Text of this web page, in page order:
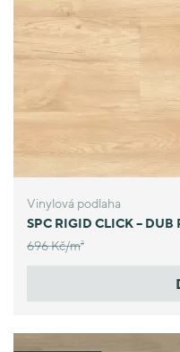
Vinylová podlaha
SPC RIGID CLICK – DUB
696 Kč/m2